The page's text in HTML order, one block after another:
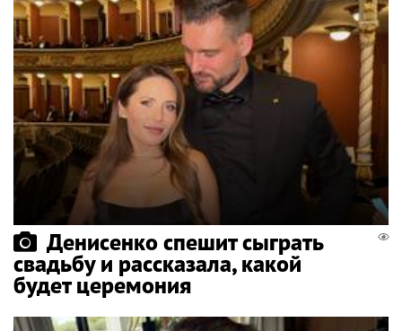
Денисенко спешит сыграть
свадьбу и рассказала, какой
будет церемония